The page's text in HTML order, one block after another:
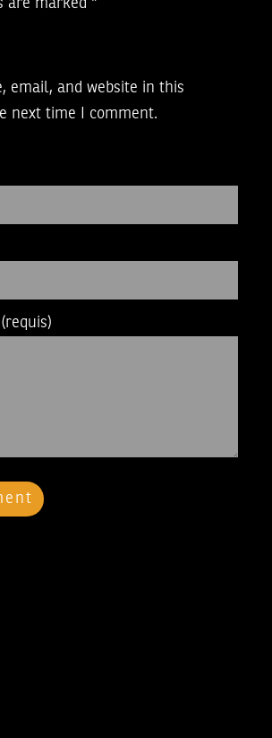
are marked *
email, and website in this
next time I comment.
(requis)